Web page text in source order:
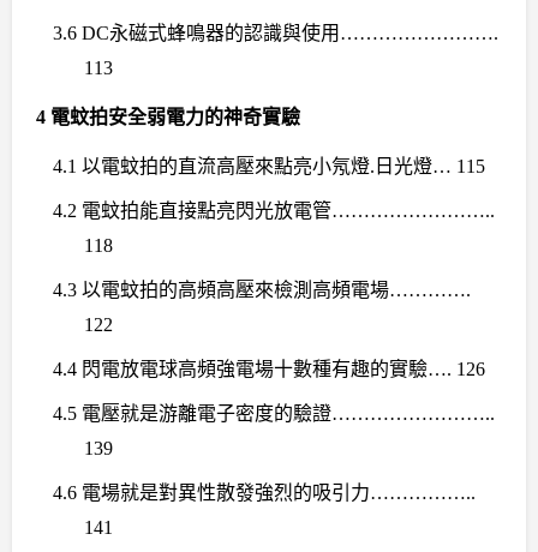
3.6 DC永磁式蜂鳴器的認識與使用 …………………….
113
4 電蚊拍安全弱電力的神奇實驗
4.1 以電蚊拍的直流高壓來點亮小氖燈. 日光燈… 115
4.2 電蚊拍能直接點亮閃光放電管……………………..
118
4.3 以電蚊拍的高頻高壓來檢測高頻電場………….
122
4.4 閃電放電球高頻強電場十數種有趣的實驗…. 126
4.5 電壓就是游離電子密度的驗證……………………..
139
4.6 電場就是對異性散發強烈的吸引力……………..
141